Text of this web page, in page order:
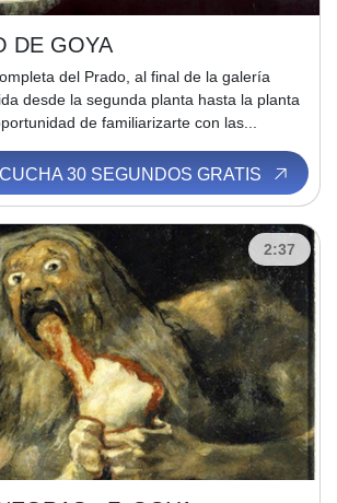
DE GOYA
del Prado, al final de la galería
desde la segunda planta hasta la planta
de familiarizarte con las...
30 SEGUNDOS GRATIS
2:37